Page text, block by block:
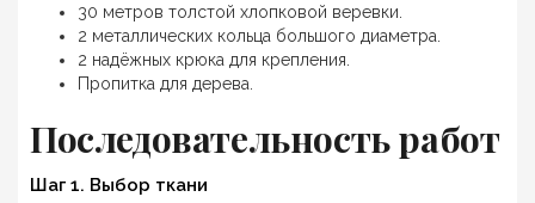
30 метров толстой хлопковой веревки.
2 металлических кольца большого диаметра.
2 надёжных крюка для крепления.
Пропитка для дерева.
Последовательность работ
Шаг 1. Выбор ткани